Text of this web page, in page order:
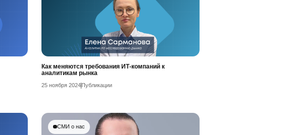
Как меняются требования ИТ-компаний к
аналитикам рынка
25 ноября 2024 Публикации
СМИ о нас